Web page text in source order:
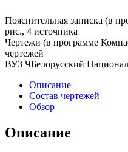
Пояснительная записка (в
рис., 4 источника
Чертежи (в программе
чертежей
ВУЗ ЧБелорусский
Описание
Состав чертежей
Обзор
Описание